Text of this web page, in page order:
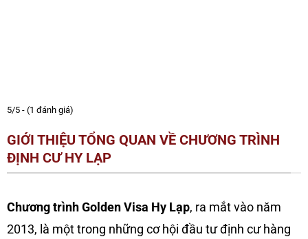
5/5 - (1 đánh giá)
GIỚI THIỆU TỔNG QUAN VỀ CHƯƠNG TRÌNH
ĐỊNH CƯ HY LẠP
Chương trình Golden Visa Hy Lạp, ra mắt vào năm
2013, là một trong những cơ hội đầu tư định cư hàng